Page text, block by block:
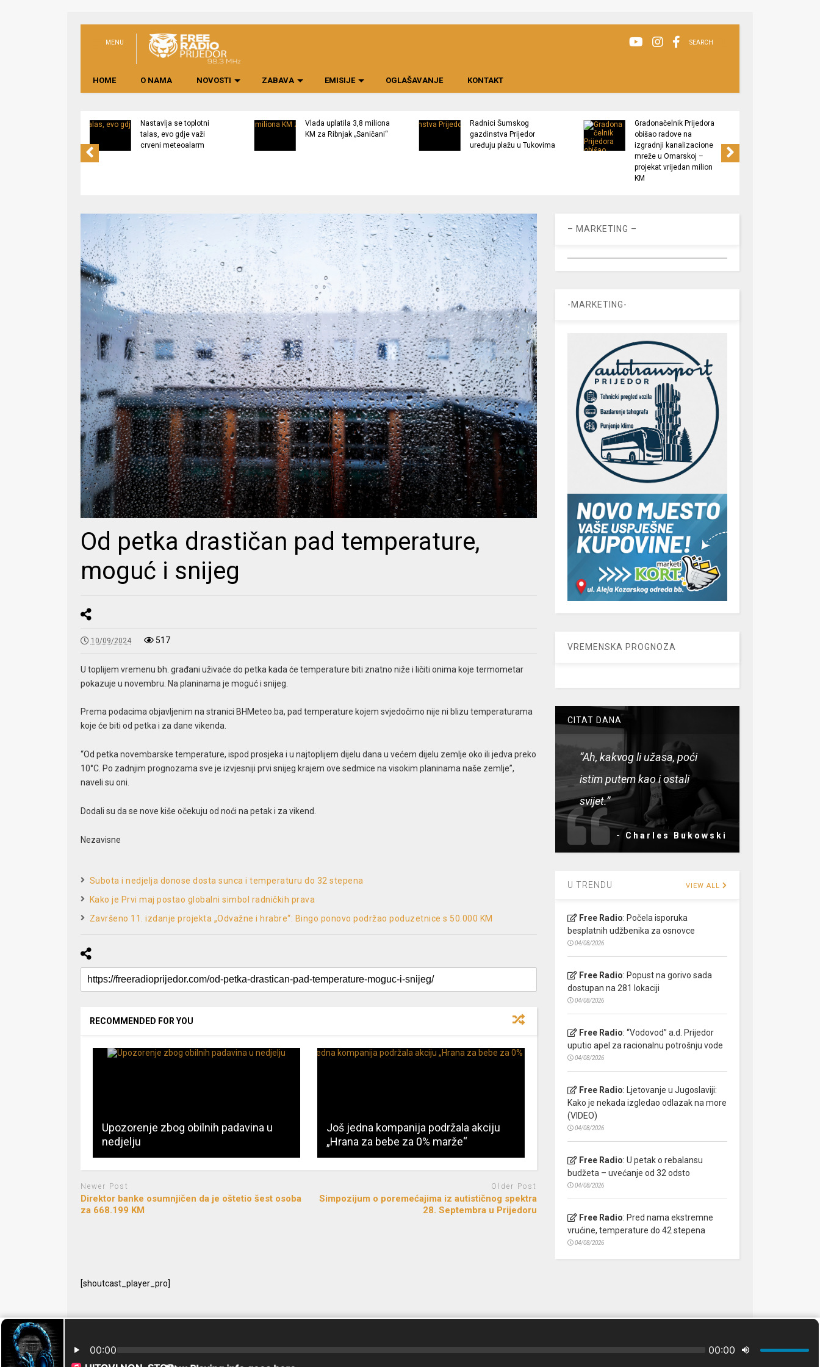
MENU SEARCH
HOME O NAMA NOVOSTI ZABAVA EMISIJE OGLAŠAVANJE KONTAKT
Nastavlja se toplotni
talas, evo gdje važi
crveni meteoalarm
Vlada uplatila 3,8 miliona
KM za Ribnjak „Saničani“
Radnici Šumskog
gazdinstva Prijedor
uređuju plažu u Tukovima
Gradonačelnik Prijedora
obišao radove na
izgradnji kanalizacione
mreže u Omarskoj –
projekat vrijedan milion
KM
Od petka drastičan pad temperature,
moguć i snijeg
10/09/2024 517
U toplijem vremenu bh. građani uživaće do petka kada će temperature biti znatno niže i ličiti onima koje termometar
pokazuje u novembru. Na planinama je moguć i snijeg.
Prema podacima objavljenim na stranici BHMeteo.ba, pad temperature kojem svjedočimo nije ni blizu temperaturama
koje će biti od petka i za dane vikenda.
“Od petka novembarske temperature, ispod prosjeka i u najtoplijem dijelu dana u većem dijelu zemlje oko ili jedva preko
10°C. Po zadnjim prognozama sve je izvjesniji prvi snijeg krajem ove sedmice na visokim planinama naše zemlje”,
naveli su oni.
Dodali su da se nove kiše očekuju od noći na petak i za vikend.
Nezavisne
Subota i nedjelja donose dosta sunca i temperaturu do 32 stepena
Kako je Prvi maj postao globalni simbol radničkih prava
Završeno 11. izdanje projekta „Odvažne i hrabre“: Bingo ponovo podržao poduzetnice s 50.000 KM
RECOMMENDED FOR YOU
Upozorenje zbog obilnih padavina u
nedjelju
Još jedna kompanija podržala akciju
„Hrana za bebe za 0% marže“
Newer Post
Direktor banke osumnjičen da je oštetio šest osoba
za 668.199 KM
Older Post
Simpozijum o poremećajima iz autističnog spektra
28. Septembra u Prijedoru
– MARKETING –
-MARKETING-
VREMENSKA PROGNOZA
CITAT DANA
“Ah, kakvog li užasa, poći
istim putem kao i ostali
svijet.”
- Charles Bukowski
U TRENDU VIEW ALL
Free Radio: Počela isporuka
besplatnih udžbenika za osnovce
04/08/2026
Free Radio: Popust na gorivo sada
dostupan na 281 lokaciji
04/08/2026
Free Radio: “Vodovod” a.d. Prijedor
uputio apel za racionalnu potrošnju vode
04/08/2026
Free Radio:
Ljetovanje u Jugoslaviji:
Kako je nekada izgledao odlazak na more
(VIDEO)
04/08/2026
Free Radio: U petak o rebalansu
budžeta – uvećanje od 32 odsto
04/08/2026
Free Radio: Pred nama ekstremne
vrućine, temperature do 42 stepena
04/08/2026
[shoutcast_player_pro]
© 2024 Free Radio Prijedor. Sva prava zaštićena Designed by